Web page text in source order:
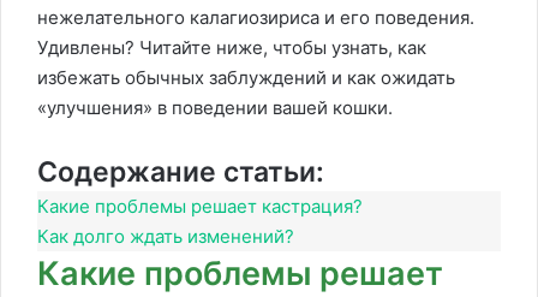
нежелательного калагиозириса и его поведения.
Удивлены? Читайте ниже, чтобы узнать, как
избежать обычных заблуждений и как ожидать
«улучшения» в поведении вашей кошки.
Содержание статьи:
Какие проблемы решает кастрация?
Как долго ждать изменений?
Какие проблемы решает